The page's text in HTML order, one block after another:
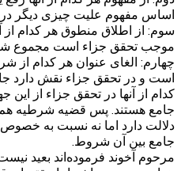
اساس مفهوم علیت چیزی دیگر در
سوم: از اطلاق منطوق هر کدام از
موجب تحقق جزاء است مجموع
چهارم: الغای عنوان هر کدام از
است و در تحقق جزاء نقش دارد
کدام از آنها در تحقق جزاء از
جامع هستند. پس قضیه شرطیه هم
دلالت دارد اما نه نسبت به
جامع بین آن شروط.
مرحوم آخوند فرموده‌اند بعید